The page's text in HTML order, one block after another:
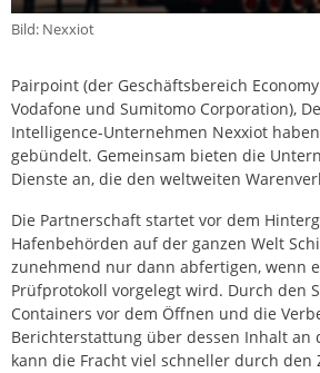
Bild: Nexxiot
Pairpoint (der Geschäftsbereich
Vodafone und Sumitomo Corporation),
Intelligence-Unternehmen Nexxiot
gebündelt. Gemeinsam bieten die
Dienste an, die den weltweiten
Die Partnerschaft startet vor dem
Hafenbehörden auf der ganzen Welt
zunehmend nur dann abfertigen, wenn
Prüfprotokoll vorgelegt wird. Durch den
Containers vor dem Öffnen und die
Berichterstattung über dessen Inhalt an
kann die Fracht viel schneller durch den